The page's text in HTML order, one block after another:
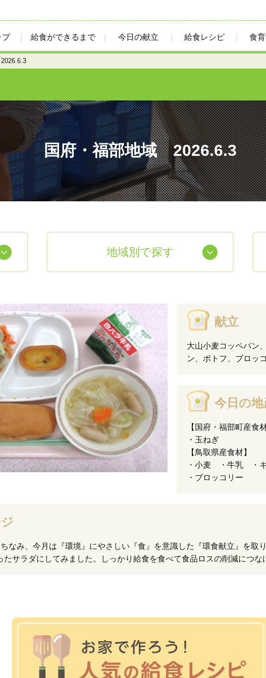
プ 給食ができるまで 今日の献立 給食レシピ 食
国府・福部地域 2026.6.3
地域別で探す
献立
大山小麦コッペパン
ン、ポトフ、ブロッ
今日の
【国府・福部町産食材
・玉ねぎ
【鳥取県産食材】
・小麦 ・牛乳 ・
・ブロッコリー
なみ、今月は『環境』にやさしい『食』を意識した『環食献立』を取
たサラダにしてみました。しっかり給食を食べて食品ロスの削減につな